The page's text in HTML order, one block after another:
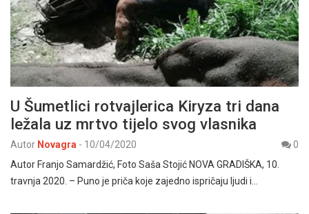
U Šumetlici rotvajlerica Kiryza tri dana
ležala uz mrtvo tijelo svog vlasnika
Autor Novagra - 10/04/2020
0
Autor Franjo Samardžić, Foto Saša Stojić NOVA GRADIŠKA, 10.
travnja 2020. – Puno je priča koje zajedno ispričaju ljudi i…